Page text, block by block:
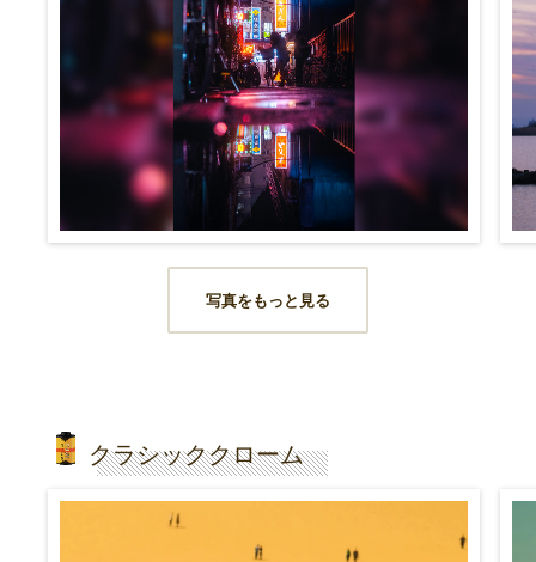
写真をもっと見る
クラシッククローム